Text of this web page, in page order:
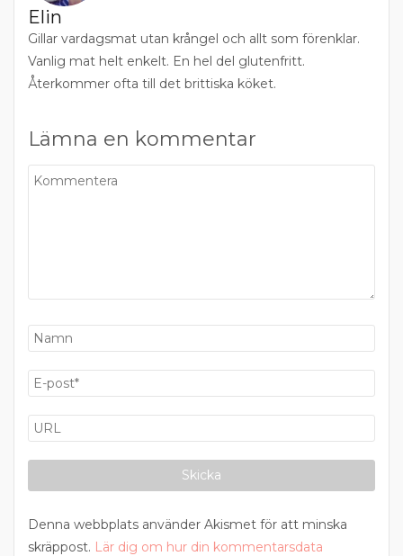
Elin
Gillar vardagsmat utan krångel och allt som förenklar.
Vanlig mat helt enkelt. En hel del glutenfritt.
Återkommer ofta till det brittiska köket.
Lämna en kommentar
Denna webbplats använder Akismet för att minska
skräppost. Lär dig om hur din kommentarsdata